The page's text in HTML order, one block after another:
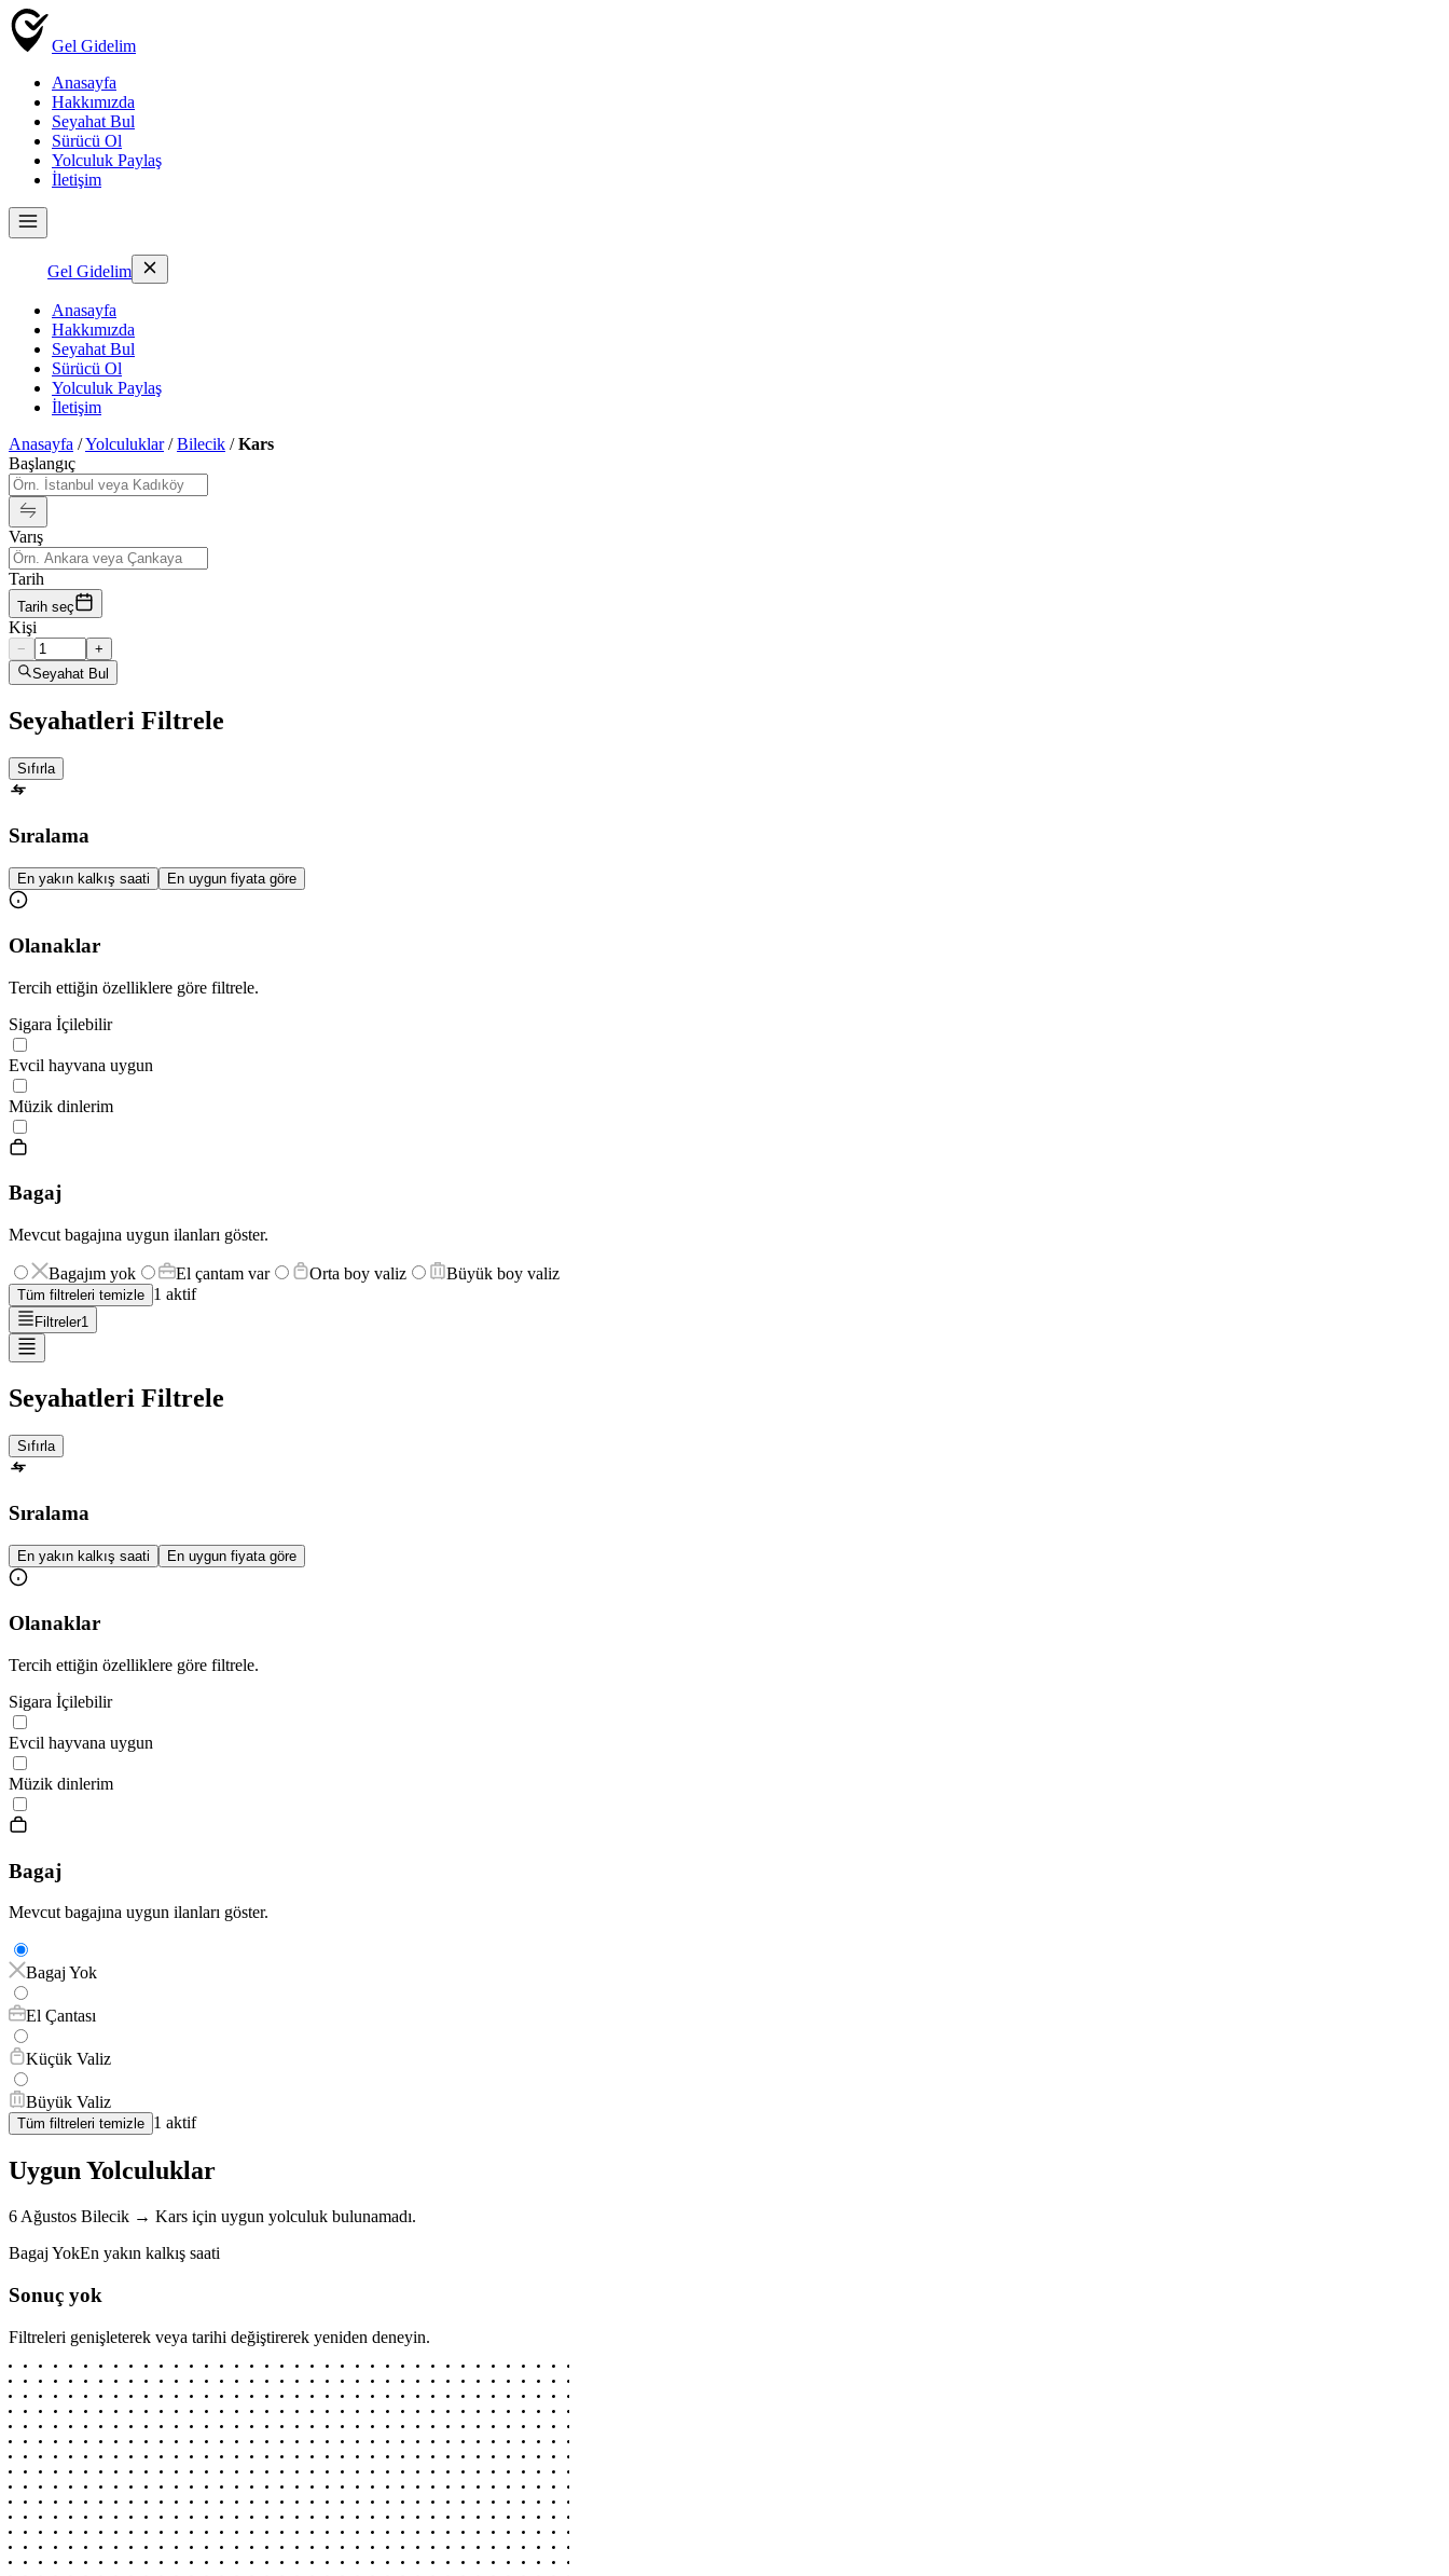
Gel Gidelim
Anasayfa
Hakkımızda
Seyahat Bul
Sürücü Ol
Yolculuk Paylaş
İletişim
Gel Gidelim
Anasayfa
Hakkımızda
Seyahat Bul
Sürücü Ol
Yolculuk Paylaş
İletişim
Anasayfa /Yolculuklar/Bilecik /Kars
Başlangıç
Varış
Tarih
Tarih seç
Kişi
−
+
Seyahat Bul
Seyahatleri Filtrele
Sıfırla
Sıralama
En yakın kalkış saati En uygun fiyata göre
Olanaklar
Tercih ettiğin özelliklere göre filtrele.
Sigara İçilebilir
Evcil hayvana uygun
Müzik dinlerim
Bagaj
Mevcut bagajına uygun ilanları göster.
Bagajım yok El çantam var Orta boy valiz Büyük boy valiz
Tüm filtreleri temizle 1 aktif
Filtreler1
Seyahatleri Filtrele
Sıfırla
Sıralama
En yakın kalkış saati En uygun fiyata göre
Olanaklar
Tercih ettiğin özelliklere göre filtrele.
Sigara İçilebilir
Evcil hayvana uygun
Müzik dinlerim
Bagaj
Mevcut bagajına uygun ilanları göster.
Bagaj Yok
El Çantası
Küçük Valiz
Büyük Valiz
Tüm filtreleri temizle 1 aktif
Uygun Yolculuklar
6 Ağustos Bilecik → Kars için uygun yolculuk bulunamadı.
Bagaj YokEn yakın kalkış saati
Sonuç yok
Filtreleri genişleterek veya tarihi değiştirerek yeniden deneyin.